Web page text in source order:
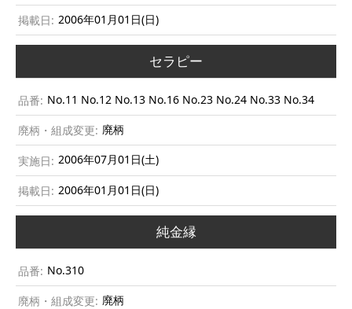
2006年01月01日(日)
セラピー
No.11 No.12 No.13 No.16 No.23 No.24 No.33 No.34
廃柄
2006年07月01日(土)
2006年01月01日(日)
純金縁
No.310
廃柄